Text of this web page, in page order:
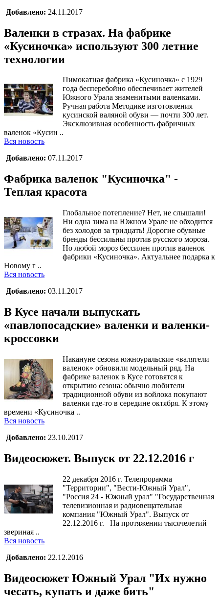
Добавлено: 24.11.2017
Валенки в стразах. На фабрике
«Кусиночка» используют 300 летние
технологии
Пимокатная фабрика «Кусиночка» с 1929
года бесперебойно обеспечивает жителей
Южного Урала знаменитыми валенками.
Ручная работа Методике изготовления
кусинской валяной обуви — почти 300 лет.
Эксклюзивная особенность фабричных
валенок «Кусин ..
Вся новость
Добавлено: 07.11.2017
Фабрика валенок "Кусиночка" -
Теплая красота
Глобальное потепление? Нет, не слышали!
Ни одна зима на Южном Урале не обходится
без холодов за тридцать! Дорогие обувные
бренды бессильны против русского мороза.
Но любой мороз бессилен против валенок
фабрики «Кусиночка». Актуальнее подарка к
Новому г ..
Вся новость
Добавлено: 03.11.2017
В Кусе начали выпускать
«павлопосадские» валенки и валенки-
кроссовки
Накануне сезона южноуральские «валятели
валенок» обновили модельный ряд. На
фабрике валенок в Кусе готовятся к
открытию сезона: обычно любители
традиционной обуви из войлока покупают
валенки где-то в середине октября. К этому
времени «Кусиночка ..
Вся новость
Добавлено: 23.10.2017
Видеосюжет. Выпуск от 22.12.2016 г
22 декабря 2016 г. Телепрорамма
"Территории", "Вести-Южный Урал",
"Россия 24 - Южный урал" "Государственная
телевизионная и радиовещательная
компания "Южный Урал". Выпуск от
22.12.2016 г. На протяжении тысячелетий
звериная ..
Вся новость
Добавлено: 22.12.2016
Видеосюжет Южный Урал "Их нужно
чесать, купать и даже бить"